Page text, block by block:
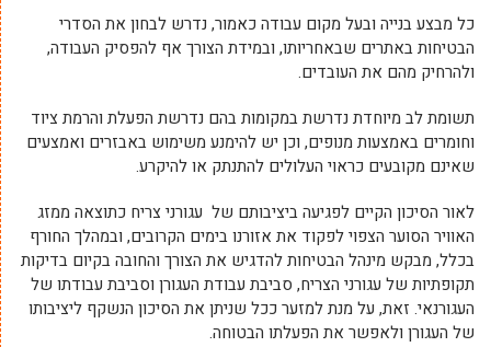
כל מבצע בנייה ובעל מקום עבודה כאמור, נדרש לבחון את הסדרי
הבטיחות באתרים שבאחריותו, ובמידת הצורך אף להפסיק העבודה,
ולהרחיק מהם את העובדים.
תשומת לב מיוחדת נדרשת במקומות בהם נדרשת הפעלת והרמת ציוד
וחומרים באמצעות מנופים, וכן יש להימנע משימוש באבזרים ואמצעים
שאינם מקובעים כראוי העלולים להתנתק או להיקרע.
לאור הסיכון הקיים לפגיעה ביציבותם של עגורני צריח כתוצאה ממזג
האוויר הסוער הצפוי לפקוד את אזורנו בימים הקרובים, ובמהלך החורף
בכלל, מבקש מינהל הבטיחות להדגיש את הצורך והחובה בקיום בדיקות
תקופתיות של עגורני הצריח, סביבת עבודת העגורן וסביבת עבודתו של
העגורנאי. זאת, על מנת למזער ככל שניתן את הסיכון הנשקף ליציבותו
של העגורן ולאפשר את הפעלתו הבטוחה.